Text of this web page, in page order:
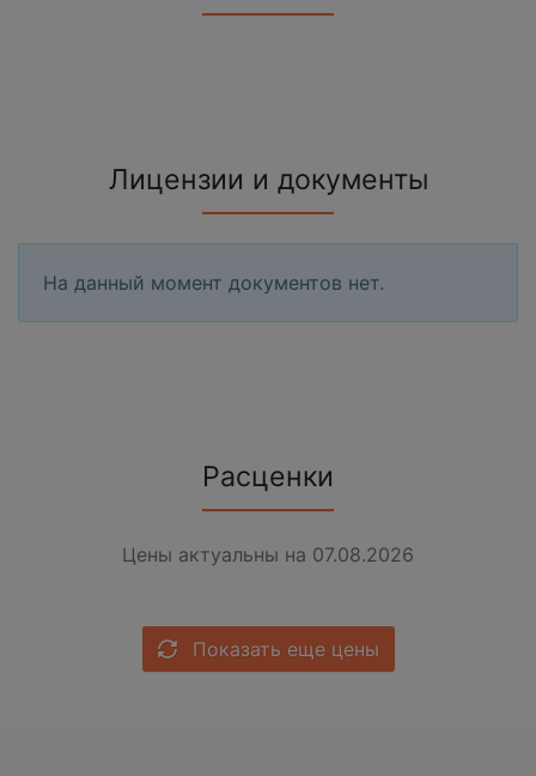
Лицензии и документы
На данный момент документов нет.
Расценки
Цены актуальны на 07.08.2026
Показать еще цены